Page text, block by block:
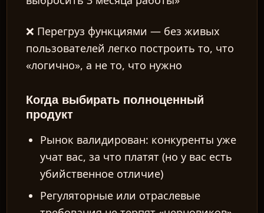
❌ Перегруз функциями — без живых
пользователей легко построить то, что
«логично», а не то, что нужно
Когда выбирать полноценный
продукт
Рынок валидирован: конкуренты уже
учат вас, за что платят (но у вас есть
убийственное отличие)
Регуляторные или отраслевые